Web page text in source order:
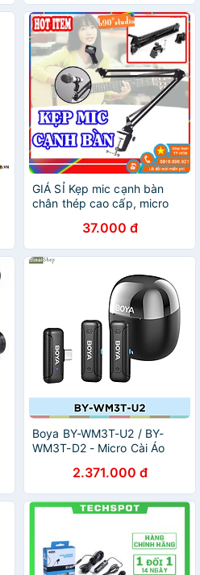
GIÁ SỈ Kẹp mic cạnh bàn
chân thép cao cấp, micro
mixer khi ngồi thu âm tại
máy tính
37.000 đ
Boya BY-WM3T-U2 / BY-
WM3T-D2 - Micro Cài Áo
Thoại IOS, Android , Sử
Dụng 10 Giờ , Phạm Vi Thu
100m - Hàng chính hãng
2.371.000 đ